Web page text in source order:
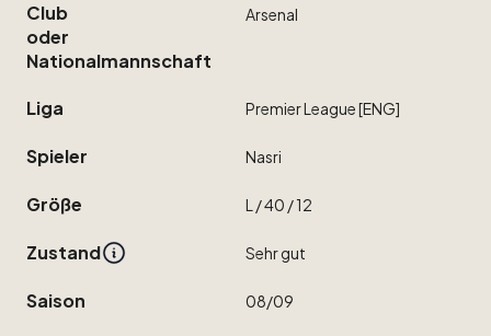
Club
oder
Nationalmannschaft
Arsenal
Liga PremierLeague[ENG]
Spieler Nasri
Größe L ​/​40 ​/​12
Zustand Sehrgut
Saison 08​/​09